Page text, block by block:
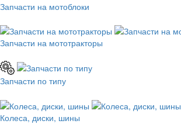
Запчасти на мотоблоки
Запчасти на мототракторы
Запчасти по типу
Колеса, диски, шины